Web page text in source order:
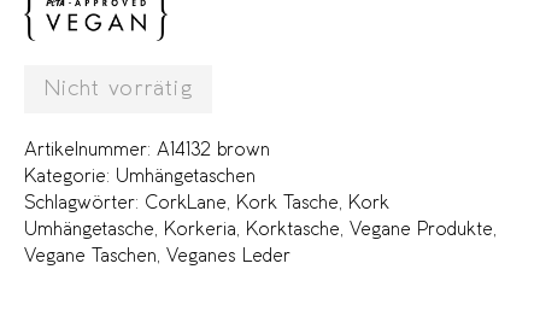
Nicht vorrätig
Artikelnummer: A14132 brown
Kategorie: Umhängetaschen
Schlagwörter: CorkLane Kork Tasche
Kork
Umhängetasche
Korkeria Korktasche Vegane Produkte
Vegane Taschen
Veganes Leder